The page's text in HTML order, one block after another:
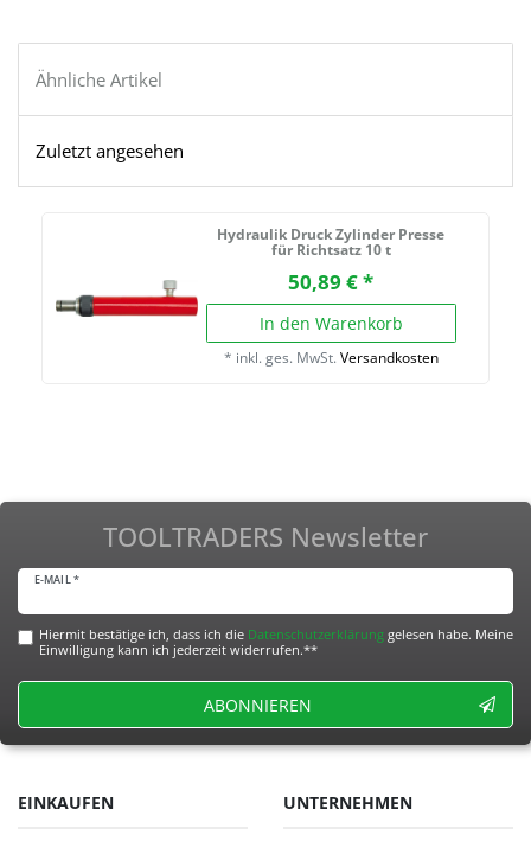
Ähnliche Artikel
Zuletzt angesehen
Hydraulik Druck Zylinder Presse
für Richtsatz 10 t
50,89 € *
In den Warenkorb
* inkl. ges. MwSt. Versandkosten
TOOLTRADERS Newsletter
E-MAIL *
Hiermit bestätige ich, dass ich die Daten­schutz­erklärunggelesen habe. Meine
Einwilligung kann ich jederzeit widerrufen.**
ABONNIEREN
EINKAUFEN UNTERNEHMEN